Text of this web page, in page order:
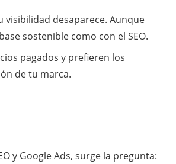
visibilidad desaparece. Aunque
sostenible como con el SEO.
pagados y prefieren los
de tu marca.
y Google Ads, surge la pregunta: